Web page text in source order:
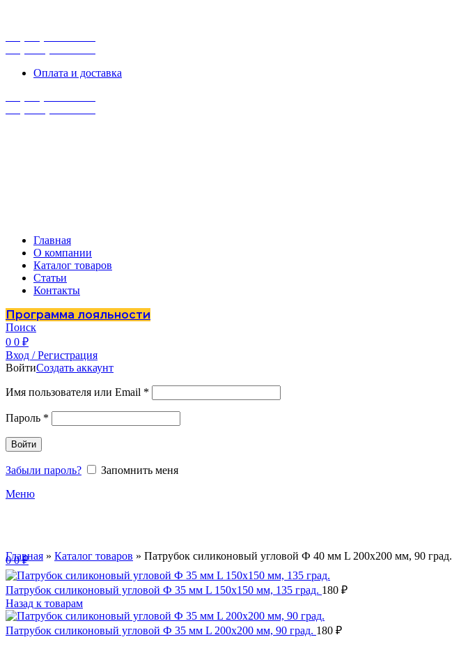
Оплата и доставка
Главная
О компании
Каталог товаров
Статьи
Контакты
Программа лояльности
Поиск
0 0 ₽
Вход / Регистрация
ВойтиСоздать аккаунт
Имя пользователя или Email *
Пароль *
Войти
Забыли пароль?
Запомнить меня
Меню
00₽
Главная » Каталог товаров » Патрубок силиконовый угловой Ф 40 мм L 200х200 мм, 90 град.
Патрубок силиконовый угловой Ф 35 мм L 150х150 мм, 135 град. 180 ₽
Назад к товарам
Патрубок силиконовый угловой Ф 35 мм L 200х200 мм, 90 град. 180 ₽